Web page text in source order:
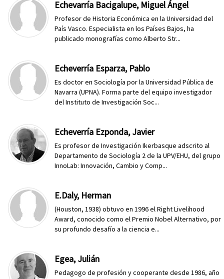
Echevarría Bacigalupe, Miguel Ángel
Profesor de Historia Económica en la Universidad del
País Vasco. Especialista en los Países Bajos, ha
publicado monografías como Alberto Str...
Echeverría Esparza, Pablo
Es doctor en Sociología por la Universidad Pública de
Navarra (UPNA). Forma parte del equipo investigador
del Instituto de Investigación Soc...
Echeverría Ezponda, Javier
Es profesor de Investigación Ikerbasque adscrito al
Departamento de Sociología 2 de la UPV/EHU, del grupo
InnoLab: Innovación, Cambio y Comp...
E.Daly, Herman
(Houston, 1938) obtuvo en 1996 el Right Livelihood
Award, conocido como el Premio Nobel Alternativo, por
su profundo desafío a la ciencia e...
Egea, Julián
Pedagogo de profesión y cooperante desde 1986, año